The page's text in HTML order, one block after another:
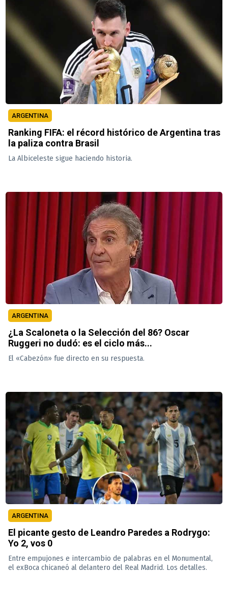
ARGENTINA
Ranking FIFA: el récord histórico de Argentina tras
la paliza contra Brasil
La Albiceleste sigue haciendo historia.
ARGENTINA
¿La Scaloneta o la Selección del 86? Oscar
Ruggeri no dudó: es el ciclo más...
El «Cabezón» fue directo en su respuesta.
ARGENTINA
El picante gesto de Leandro Paredes a Rodrygo:
Yo 2, vos 0
Entre empujones e intercambio de palabras en el Monumental,
el exBoca chicaneó al delantero del Real Madrid. Los detalles.